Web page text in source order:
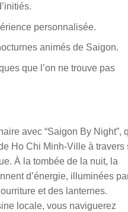
personnalisée.
animés de Saigon.
que l’on ne trouve pas
avec “Saigon By Night”,
Ho Chi Minh-Ville à travers
À la tombée de la nuit, la
d’énergie, illuminées
et des lanternes.
locale, vous naviguerez